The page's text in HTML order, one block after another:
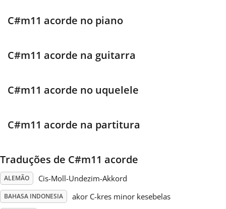
Italiano
日本語
Polski
Português
Русский
C#m11 acorde no piano
C#m11 acorde na guitarra
C#m11 acorde no uquelele
C#m11 acorde na partitura
Traduções de C#m11 acorde
ALEMÃO Cis-Moll-Undezim-Akkord
BAHASA INDONESIA akor C-kres minor kesebelas